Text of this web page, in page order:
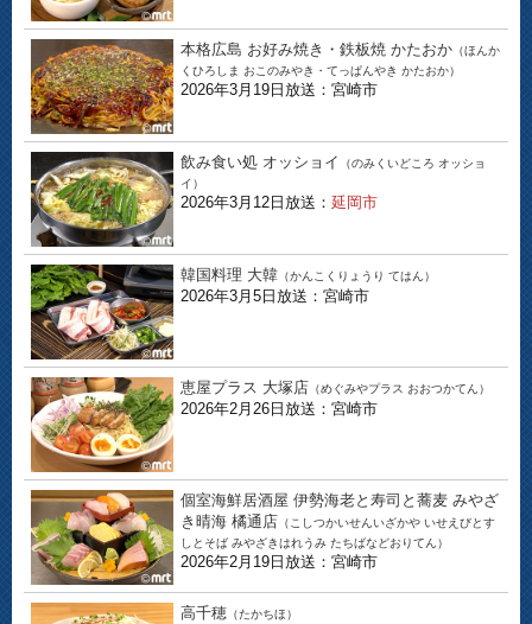
本格広島 お好み焼き・鉄板焼 かたおか （ほんか
くひろしま おこのみやき・てっぱんやき かたおか）
2026年3月19日放送：宮崎市
飲み食い処 オッショイ
（のみくいどころ オッショ
イ）
2026年3月12日放送： 延岡市
韓国料理 大韓 （かんこくりょうり てはん）
2026年3月5日放送：宮崎市
恵屋プラス 大塚店 （めぐみやプラス おおつかてん）
2026年2月26日放送：宮崎市
個室海鮮居酒屋 伊勢海老と寿司と蕎麦 みやざ
き晴海 橘通店 （こしつかいせんいざかや いせえびとす
しとそば みやざきはれうみ たちばなどおりてん）
2026年2月19日放送：宮崎市
高千穂 （たかちほ）